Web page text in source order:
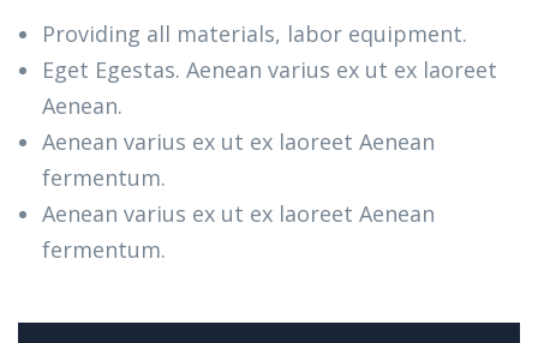
Providing all materials, labor equipment.
Eget Egestas. Aenean varius ex ut ex laoreet
Aenean.
Aenean varius ex ut ex laoreet Aenean
fermentum.
Aenean varius ex ut ex laoreet Aenean
fermentum.